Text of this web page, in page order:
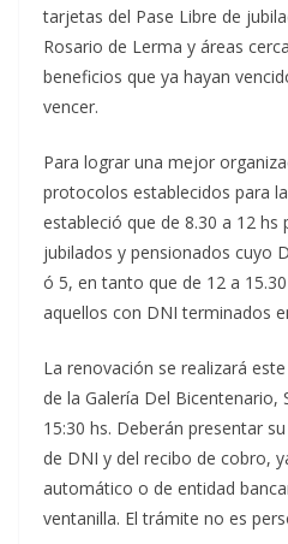
tarjetas del Pase Libre de
Rosario de Lerma y áreas
beneficios que ya hayan
vencer.
Para lograr una mejor
protocolos establecidos para
estableció que de 8.30 a 12
jubilados y pensionados cuyo
ó 5, en tanto que de 12 a
aquellos con DNI terminados
La renovación se realizará
de la Galería Del Bicentenario,
15:30 hs. Deberán presentar
de DNI y del recibo de cobro,
automático o de entidad
ventanilla. El trámite no es